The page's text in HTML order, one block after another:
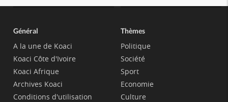
Général
A la une de Koaci
Koaci Côte d'Ivoire
Koaci Afrique
Archives Koaci
Conditions d'utilisation
Thèmes
Politique
Société
Sport
Economie
Culture